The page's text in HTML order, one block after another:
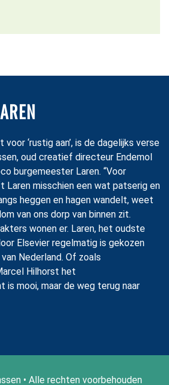
‘rustig aan’, is de dagelijks verse
oud creatief directeur Endemol
burgemeester Laren. “Voor
Laren misschien een wat patserig en
heggen en hagen wandelt, weet
van ons dorp van binnen zit.
wonen er. Laren, het oudste
Elsevier regelmatig is gekozen
Nederland. Of zoals
Hilhorst het
is mooi, maar de weg terug naar
• Alle rechten voorbehouden